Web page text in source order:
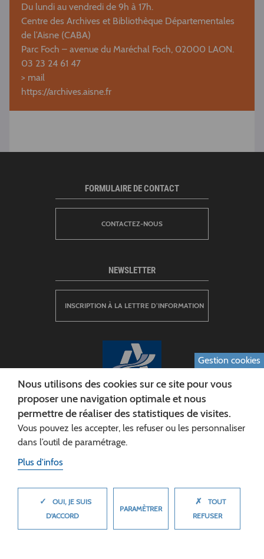
Du lundi au vendredi de 9h à 17h.
Centre des Archives et Bibliothèque Départementales
de l’Aisne (CABA)
Parc Foch – avenue du Maréchal Foch, 02000 LAON.
03 23 24 61 47
> mail
https://archives.aisne.fr
CONSEIL DÉPARTEMENTAL DE L'AISNE
Siège :
FORMULAIRE DE CONTACT
CONTACTEZ-NOUS
NEWSLETTER
INSCRIPTION À LA LETTRE D’INFORMATION
Gestion cookies
Nous utilisons des cookies sur ce site pour vous
proposer une navigation optimale et nous
permettre de réaliser des statistiques de visites.
Vous pouvez les accepter, les refuser ou les personnaliser
dans l’outil de paramétrage.
Plus d'infos
✓
OUI, JE SUIS
D'ACCORD
PARAMÈTRER
✗
TOUT
REFUSER
MASQUER